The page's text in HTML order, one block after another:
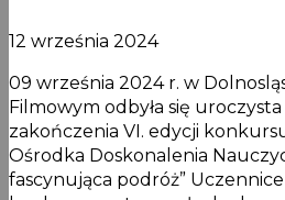
12 września 2024
09 września 2024 r. w
Filmowym odbyła się
zakończenia VI. edycji
Ośrodka Doskonalenia
fascynująca podróż”